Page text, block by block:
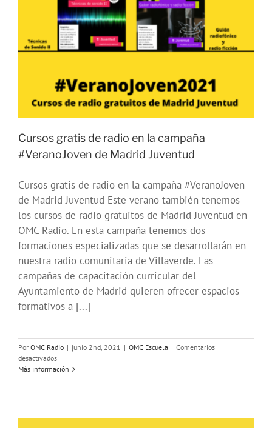
Cursos gratis de radio en la campaña
#VeranoJoven de Madrid Juventud
Cursos gratis de radio en la campaña #VeranoJoven
de Madrid Juventud Este verano también tenemos
los cursos de radio gratuitos de Madrid Juventud en
OMC Radio. En esta campaña tenemos dos
formaciones especializadas que se desarrollarán en
nuestra radio comunitaria de Villaverde. Las
campañas de capacitación curricular del
Ayuntamiento de Madrid quieren ofrecer espacios
formativos a [...]
Por OMC Radio | junio 2nd, 2021 | OMC Escuela | Comentarios
desactivadosen
Cursos
gratis
Más información